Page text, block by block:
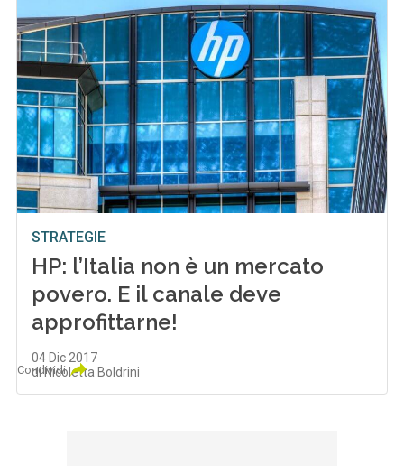
STRATEGIE
HP: l’Italia non è un mercato
povero. E il canale deve
approfittarne!
04 Dic 2017
di Nicoletta Boldrini
Condividi